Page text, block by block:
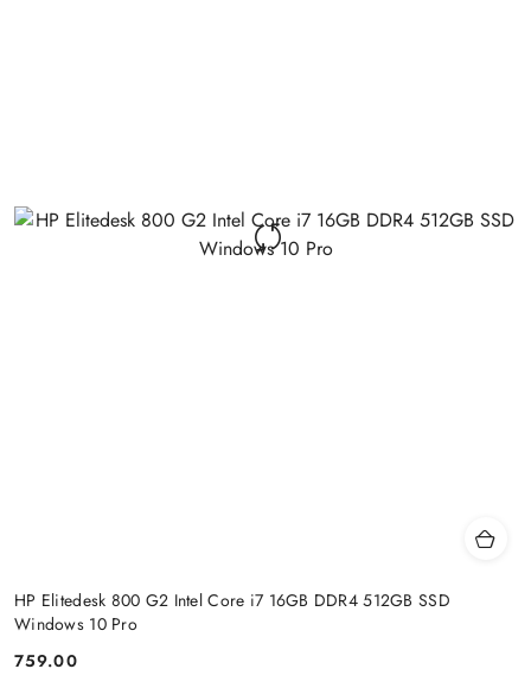
HP Elitedesk 800 G2 Intel Core i7 16GB DDR4 512GB SSD
Windows 10 Pro
Price:
759.00